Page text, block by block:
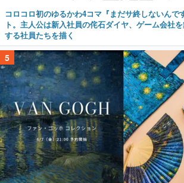
コロコロ初のゆるかわ4コマ『まだサ終しないんで
ト。主人公は新入社員の侘石ダイヤ、ゲーム会社
する社員たちを描く
5